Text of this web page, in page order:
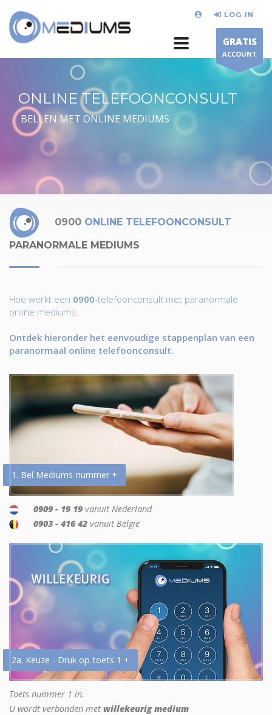
LOG IN
GRATIS
ACCOUNT
ONLINE TELEFOONCONSULT
BELLEN MET ONLINE MEDIUMS
0900 ONLINE TELEFOONCONSULT
PARANORMALE MEDIUMS
Hoe werkt een 0900-telefoonconsult met paranormale
online mediums.
Ontdek hieronder het eenvoudige stappenplan van een
paranormaal online telefoonconsult.
1. Bel Mediums-nummer +
0909 - 19 19 vanuit Nederland
0903 - 416 42 vanuit België
2a. Keuze - Druk op toets 1 +
Toets nummer 1 in.
U wordt verbonden met willekeurig medium